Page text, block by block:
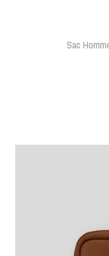
Sac